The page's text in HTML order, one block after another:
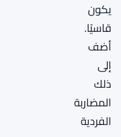
يكون
قاسيًا.
أضف
إلى
ذلك
المضاربة
الفردية